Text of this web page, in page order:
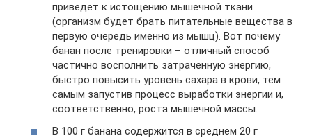
приведет к истощению мышечной ткани
(организм будет брать питательные вещества в
первую очередь именно из мышц). Вот почему
банан после тренировки – отличный способ
частично восполнить затраченную энергию,
быстро повысить уровень сахара в крови, тем
самым запустив процесс выработки энергии и,
соответственно, роста мышечной массы.
В 100 г банана содержится в среднем 20 г